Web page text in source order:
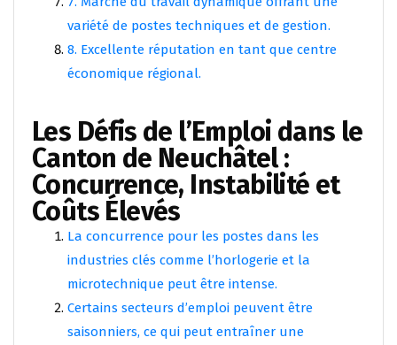
variété de postes techniques et de gestion.
8. Excellente réputation en tant que centre
économique régional.
Les Défis de l’Emploi dans le
Canton de Neuchâtel :
Concurrence, Instabilité et
Coûts Élevés
La concurrence pour les postes dans les
industries clés comme l’horlogerie et la
microtechnique peut être intense.
Certains secteurs d’emploi peuvent être
saisonniers, ce qui peut entraîner une